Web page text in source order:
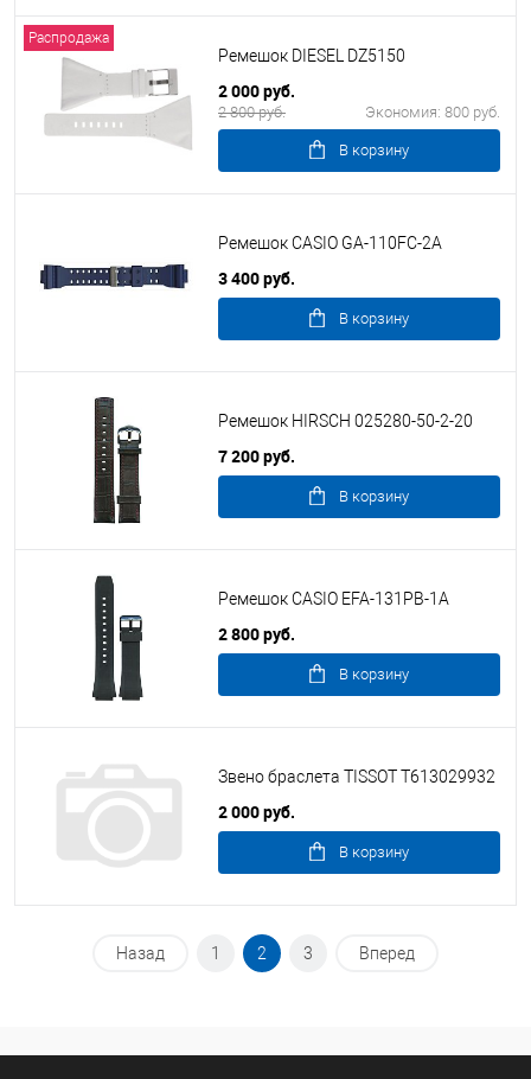
Распродажа
Ремешок DIESEL DZ5150
2 000 руб.
2 800 руб. Экономия: 800 руб.
В корзину
Ремешок CASIO GA-110FC-2A
3 400 руб.
В корзину
Ремешок HIRSCH 025280-50-2-20
7 200 руб.
В корзину
Ремешок CASIO EFA-131PB-1A
2 800 руб.
В корзину
Звено браслета TISSOT T613029932
2 000 руб.
В корзину
Назад 1 2 3 Вперед